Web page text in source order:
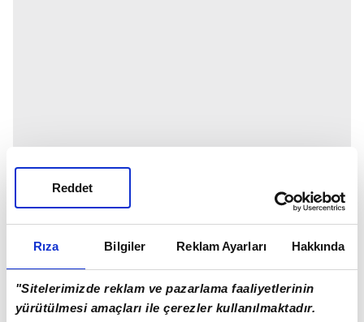
Rıza Bilgiler Reklam Ayarları Hakkında
"Sitelerimizde reklam ve pazarlama faaliyetlerinin
yürütülmesi amaçları ile çerezler kullanılmaktadır.
Reddet